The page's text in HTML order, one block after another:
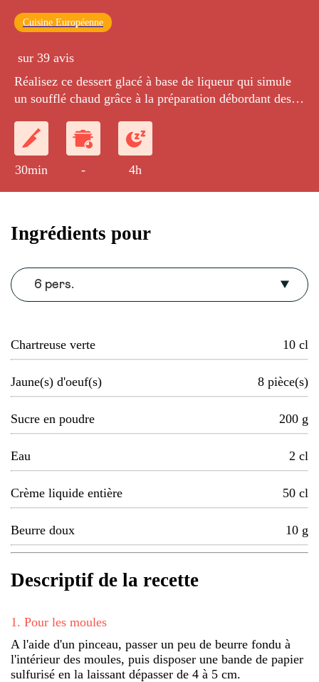
Cuisine Européenne
sur 39 avis
Réalisez ce dessert glacé à base de liqueur qui simule
un soufflé chaud grâce à la préparation débordant des
30min - 4h
Ingrédients pour
6 pers.
Chartreuse verte 10 cl
Jaune(s) d'oeuf(s) 8 pièce(s)
Sucre en poudre 200 g
Eau 2 cl
Crème liquide entière 50 cl
Beurre doux 10 g
Descriptif de la recette
1 . Pour les moules
A l'aide d'un pinceau, passer un peu de beurre fondu à
l'intérieur des moules, puis disposer une bande de papier
sulfurisé en la laissant dépasser de 4 à 5 cm.